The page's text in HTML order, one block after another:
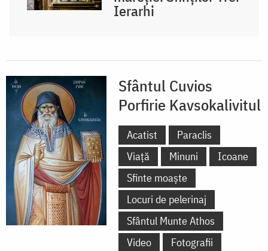
Ierarhi
Sfântul Cuvios
Porfirie Kavsokalivitul
Acatist
Paraclis
Viață
Minuni
Icoane
Sfinte moaște
Locuri de pelerinaj
Sfântul Munte Athos
Video
Fotografii